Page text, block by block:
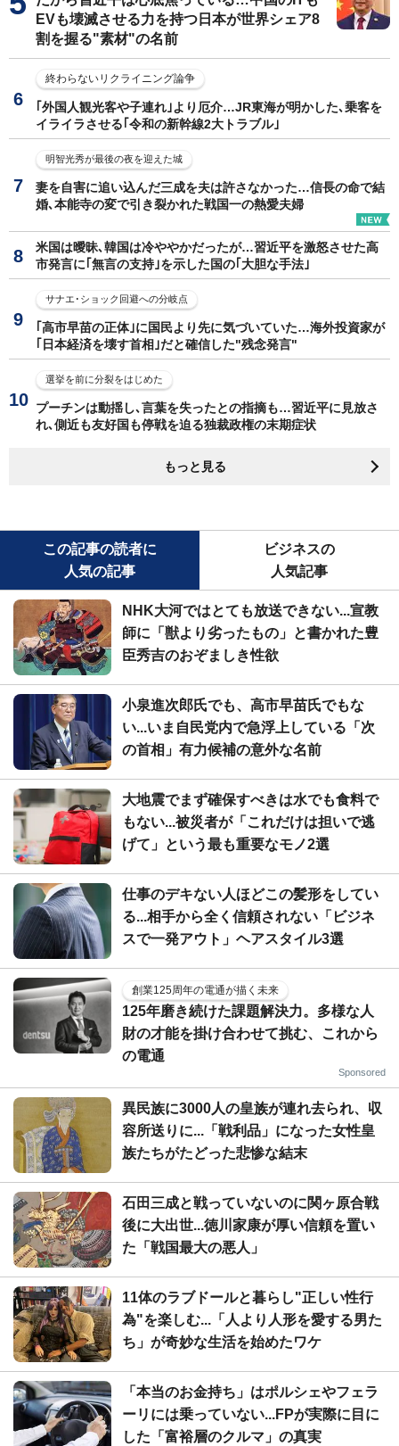
EVも壊滅させる力を持つ日本が世界シェア8
割を握る"素材"の名前
終わらないリクライニング論争
｢外国人観光客や子連れ｣より厄介…JR東海が明かした､乗客を
イライラさせる｢令和の新幹線2大トラブル｣
明智光秀が最後の夜を迎えた城
妻を自害に追い込んだ三成を夫は許さなかった…信長の命で結
婚､本能寺の変で引き裂かれた戦国一の熱愛夫婦
米国は曖昧､韓国は冷ややかだったが…習近平を激怒させた高
市発言に｢無言の支持｣を示した国の｢大胆な手法｣
サナエ･ショック回避への分岐点
｢高市早苗の正体｣に国民より先に気づいていた…海外投資家が
｢日本経済を壊す首相｣だと確信した"残念発言"
選挙を前に分裂をはじめた
プーチンは動揺し､言葉を失ったとの指摘も…習近平に見放さ
れ､側近も友好国も停戦を迫る独裁政権の末期症状
もっと見る
この記事の読者に
人気の記事
ビジネスの
人気記事
NHK大河ではとても放送できない...宣教
師に「獣より劣ったもの」と書かれた豊
臣秀吉のおぞましき性欲
小泉進次郎氏でも、高市早苗氏でもな
い...いま自民党内で急浮上している「次
の首相」有力候補の意外な名前
大地震でまず確保すべきは水でも食料で
もない...被災者が「これだけは担いで逃
げて」という最も重要なモノ2選
仕事のデキない人ほどこの髪形をしてい
る...相手から全く信頼されない「ビジネ
スで一発アウト」ヘアスタイル3選
創業125周年の電通が描く未来
125年磨き続けた課題解決力。多様な人
財の才能を掛け合わせて挑む、これから
の電通
Sponsored
異民族に3000人の皇族が連れ去られ、収
容所送りに...「戦利品」になった女性皇
族たちがたどった悲惨な結末
石田三成と戦っていないのに関ヶ原合戦
後に大出世...徳川家康が厚い信頼を置い
た「戦国最大の悪人」
11体のラブドールと暮らし"正しい性行
為"を楽しむ...「人より人形を愛する男た
ち」が奇妙な生活を始めたワケ
「本当のお金持ち」はポルシェやフェラ
ーリには乗っていない...FPが実際に目に
した「富裕層のクルマ」の真実